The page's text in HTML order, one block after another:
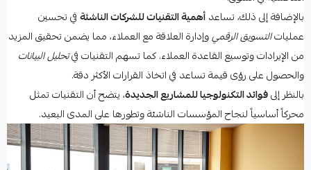
بالإضافة إلى ذلك، تساعدأهمية التقنيات للشركات الناشئةفي تحسين
عملياتالتسويق الرقميوإدارة العلاقة مع العملاء، مما يضمن تحقيق المزيد
من الإيرادات وتوسيع القاعدة العملاء. كما تسهم التقنيات فيتحليل البيانات
والحصول على رؤى قيمة تساعد في اتخاذ القرارات الأكثر دقة.
بالنظر إلىفوائد التكنولوجيا للمشاريع الجديدة، يتضح أن التقنيات تمثل
محركاً أساسياً لنجاح المؤسسات الناشئة وتطورها على المدى البعيد.